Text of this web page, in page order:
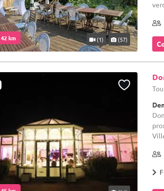
km (1) (57)